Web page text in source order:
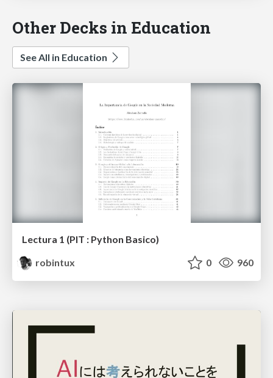
Other Decks in Education
See All in Education
Lectura 1 (PIT : Python Basico)
robintux
0 960